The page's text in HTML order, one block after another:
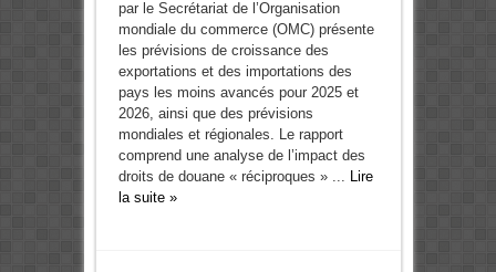
par le Secrétariat de l’Organisation
mondiale du commerce (OMC) présente
les prévisions de croissance des
exportations et des importations des
pays les moins avancés pour 2025 et
2026, ainsi que des prévisions
mondiales et régionales. Le rapport
comprend une analyse de l’impact des
droits de douane « réciproques » ... Lire
la suite »